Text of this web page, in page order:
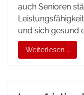
auch Senioren
und sich gesund
Weiterlesen …